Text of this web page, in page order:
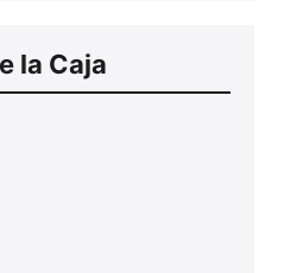
la Caja